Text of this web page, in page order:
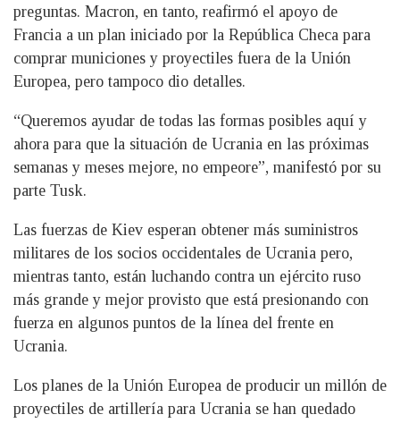
preguntas. Macron, en tanto, reafirmó el apoyo de
Francia a un plan iniciado por la República Checa para
comprar municiones y proyectiles fuera de la Unión
Europea, pero tampoco dio detalles.
“Queremos ayudar de todas las formas posibles aquí y
ahora para que la situación de Ucrania en las próximas
semanas y meses mejore, no empeore”, manifestó por su
parte Tusk.
Las fuerzas de Kiev esperan obtener más suministros
militares de los socios occidentales de Ucrania pero,
mientras tanto, están luchando contra un ejército ruso
más grande y mejor provisto que está presionando con
fuerza en algunos puntos de la línea del frente en
Ucrania.
Los planes de la Unión Europea de producir un millón de
proyectiles de artillería para Ucrania se han quedado